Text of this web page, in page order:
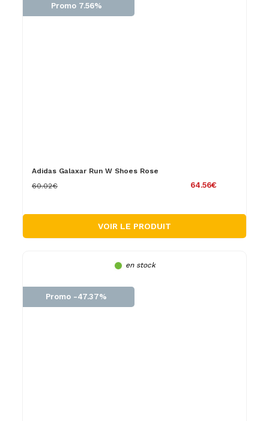
Promo 7.56%
Adidas Galaxar Run W Shoes Rose
64.56€
60.02€
VOIR LE PRODUIT
en stock
Promo -47.37%